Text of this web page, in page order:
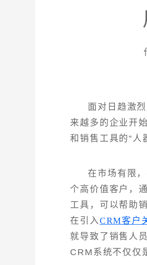
面对日趋激
来越多的企业开
和销售工具的“人
在市场有限
个高价值客户，
工具，可以帮助
在引入CRM客户
就导致了销售人
CRM系统不仅仅